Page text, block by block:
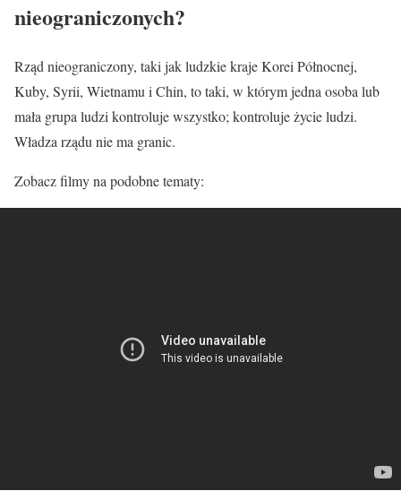
nieograniczonych?
Rząd nieograniczony, taki jak ludzkie kraje Korei Północnej,
Kuby, Syrii, Wietnamu i Chin, to taki, w którym jedna osoba lub
mała grupa ludzi kontroluje wszystko; kontroluje życie ludzi.
Władza rządu nie ma granic.
Zobacz filmy na podobne tematy: